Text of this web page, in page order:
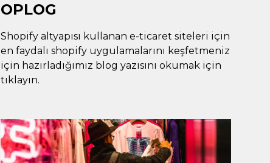
OPLOG
Shopify altyapısı kullanan e-ticaret siteleri için
en faydalı shopify uygulamalarını keşfetmeniz
için hazırladığımız blog yazısını okumak için
tıklayın.